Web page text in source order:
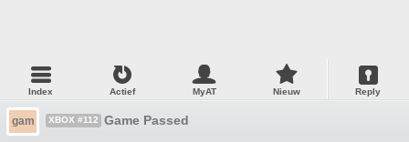
Index Actief MyAT Nieuw Reply
gam XBOX #112 Game Passed